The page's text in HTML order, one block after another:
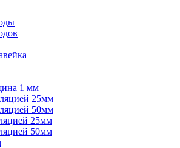
1 мм
25мм
50мм
25мм
50мм